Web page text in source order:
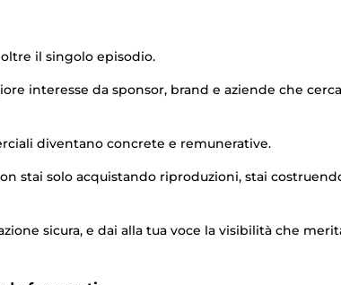
il singolo episodio.
interesse da sponsor, brand e aziende che
diventano concrete e remunerative.
stai solo acquistando riproduzioni, stai
sicura, e dai alla tua voce la visibilità che